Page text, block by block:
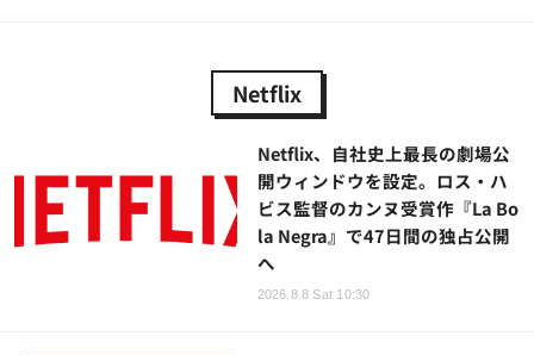
Netflix
Netflix、自社史上最長の劇場公
開ウィンドウを設定。ロス・ハ
ビス監督のカンヌ受賞作『La Bo
la Negra』で47日間の独占公開
へ
2026.8.8 Sat 10:30